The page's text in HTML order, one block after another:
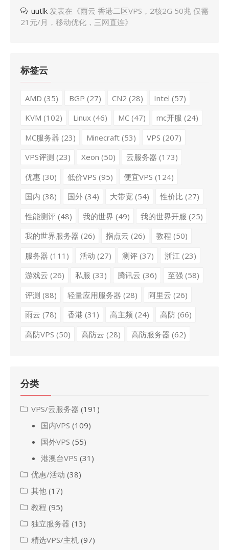
uutlk 发表在《雨云 香港二区VPS，2核2G 50兆 仅需
21元/月，移动优化，三网直连》
标签云
AMD (35) BGP (27) CN2 (28) Intel (57)
KVM (102) Linux(46) MC(47) mc开服 (24)
MC服务器 (23) Minecraft(53) VPS (207)
VPS评测 (23) Xeon (50) 云服务器 (173)
优惠(30) 低价VPS (95) 便宜VPS (124)
国内 (38) 国外(34) 大带宽(54) 性价比 (27)
性能测评(48) 我的世界 (49) 我的世界开服 (25)
我的世界服务器 (26) 指点云 (26) 教程 (50)
服务器 (111) 活动 (27) 测评(37) 浙江 (23)
游戏云 (26) 私服 (33) 腾讯云 (36) 至强 (58)
评测 (88) 轻量应用服务器 (28) 阿里云 (26)
雨云 (78) 香港 (31) 高主频 (24) 高防(66)
高防VPS (50) 高防云 (28) 高防服务器 (62)
分类
VPS/云服务器 (191)
国内VPS (109)
国外VPS (55)
港澳台VPS (31)
优惠/活动 (38)
其他 (17)
教程 (95)
独立服务器 (13)
精选VPS/主机 (97)